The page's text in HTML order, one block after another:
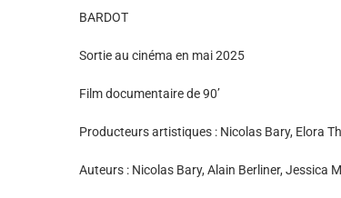
BARDOT
Sortie au cinéma en mai 2025
Film documentaire de 90’
Producteurs artistiques : Nicolas Bary, Elora
Auteurs : Nicolas Bary, Alain Berliner, Jessica